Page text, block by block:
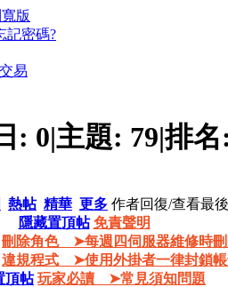
版
記密碼?
易
: 0|主題: 79|排
熱帖 精華 更多 作者回復/查看最
隱藏置頂帖 免責聲明
刪除角色 ➤每週四伺服器維修時
違規程式 ➤使用外掛者一律封鎖
頂帖 玩家必讀 ➤常見須知問題